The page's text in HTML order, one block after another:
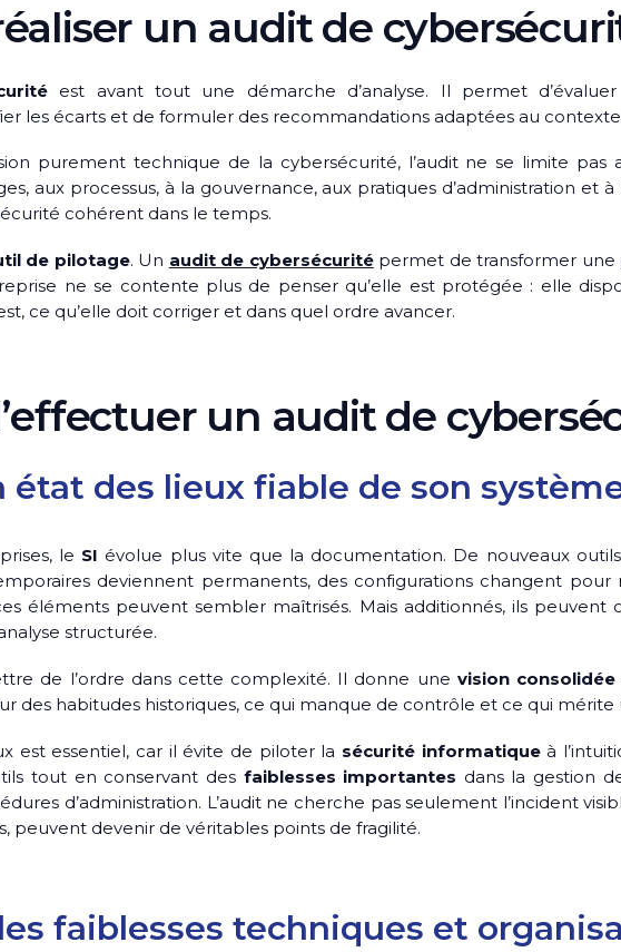
un audit de
est avant tout une démarche d’analyse. Il permet
les écarts et de formuler des recommandations adaptées au contexte
purement technique de la cybersécurité, l’audit ne se limite pas
aux processus, à la gouvernance, aux pratiques d’administration et
cohérent dans le temps.
de pilotage. Un audit de cybersécuritépermet de transformer une
ne se contente plus de penser qu’elle est protégée : elle
ce qu’elle doit corriger et dans quel ordre avancer.
un audit de
état des lieux fiable de son
le SI évolue plus vite que la documentation. De nouveaux
deviennent permanents, des configurations changent
éléments peuvent sembler maîtrisés. Mais additionnés, ils peuvent
structurée.
de l’ordre dans cette complexité. Il donne une vision consolidée
des habitudes historiques, ce qui manque de contrôle et ce qui
est essentiel, car il évite de piloter la sécurité informatiqueà
tout en conservant des faiblesses importantes dans la gestion
d’administration. L’audit ne cherche pas seulement l’incident
peuvent devenir de véritables points de fragilité.
faiblesses techniques et